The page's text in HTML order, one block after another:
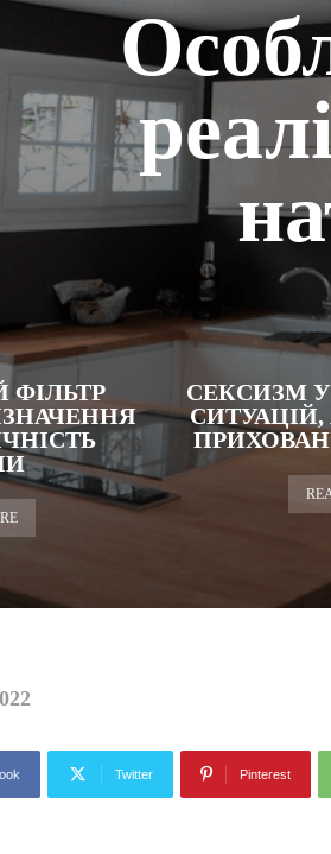
ФІЛЬТР
СЕКСИЗМ
Twitter Pinterest